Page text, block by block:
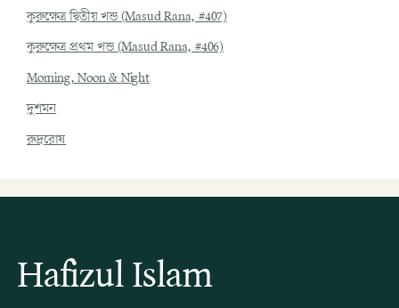
কুরুক্ষেত্র দ্বিতীয় খন্ড (Masud Rana, #407)
কুরুক্ষেত্র প্রথম খন্ড (Masud Rana, #406)
Morning, Noon & Night
দুশমন
রুদ্ররোষ
Hafizul Islam